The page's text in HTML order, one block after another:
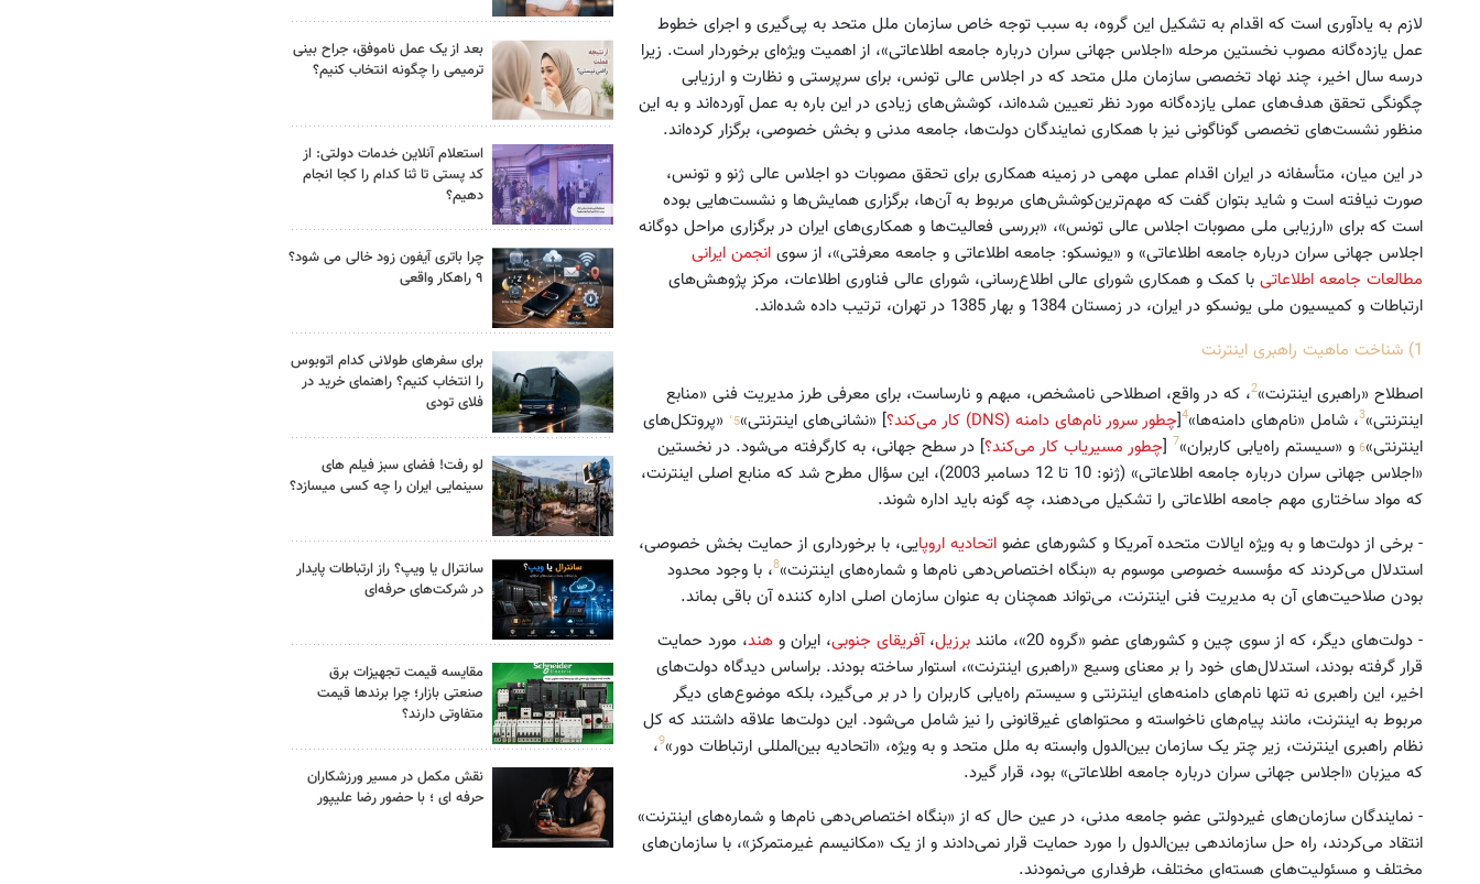
لازم به یادآوری است که اقدام به تشکیل این گروه، به سبب توجه خاص سازمان ملل متحد به پی‌گیری و اجرای خطوط
عمل یازده‌گانه مصوب نخستین مرحله «اجلاس جهانی سران درباره جامعه اطلاعاتی»، از اهمیت ویژه‌ای برخوردار است. زیرا
درسه سال اخیر، چند نهاد تخصصی سازمان ملل متحد که در اجلاس عالی تونس، برای سرپرستی و نظارت و ارزیابی
چگونگی تحقق هدف‌های عملی یازده‌گانه مورد نظر تعیین شده‌اند، کوشش‌های زیادی در این باره به عمل آورده‌اند و به این
منظور نشست‌های تخصصی گوناگونی نیز با همکاری نمایندگان دولت‌ها، جامعه مدنی و بخش خصوصی، برگزار کرده‌اند.
در این میان، متأسفانه در ایران اقدام عملی مهمی در زمینه همکاری برای تحقق مصوبات دو اجلاس عالی ژنو و تونس،
صورت نیافته است و شاید بتوان گفت که مهم‌ترین‌کوشش‌های مربوط به آن‌ها، برگزاری همایش‌ها و نشست‌هایی بوده
است که برای «ارزیابی ملی مصوبات اجلاس عالی تونس»، «بررسی فعالیت‌ها و همکاری‌های ایران در برگزاری مراحل دوگانه
اجلاس جهانی سران درباره جامعه اطلاعاتی» و «یونسکو: جامعه اطلاعاتی و جامعه معرفتی»، از سوی انجمن ایرانی
مطالعات جامعه اطلاعاتی با کمک و همکاری شورای عالی اطلاع‌رسانی، شورای عالی فناوری اطلاعات، مرکز پژوهش‌های
ارتباطات و کمیسیون ملی یونسکو در ایران، در زمستان 1384 و بهار 1385 در تهران، ترتیب داده‌ شده‌اند.
1) شناخت ماهیت راهبری اینترنت
اصطلاح «راهبری اینترنت»2، که در واقع، اصطلاحی نامشخص، مبهم و نارساست، برای معرفی طرز مدیریت فنی «منابع
اینترنتی»3، شامل «نام‌های دامنه‌ها»4
[چطور سرور نام‌های دامنه (DNS) کار می‌کند؟ ] «نشانی‌های اینترنتی»5،
«پروتکل‌های
اینترنتی»6 و «سیستم راه‌یابی کاربران»7
[چطور مسیر‌یاب کار می‌کند؟] در سطح جهانی، به کارگرفته می‌شود. در نخستین
«اجلاس جهانی سران درباره جامعه اطلاعاتی» (ژنو: 10 تا 12 دسامبر 2003)، این سؤال مطرح شد که منابع اصلی اینترنت،
که مواد ساختاری مهم جامعه اطلاعاتی را تشکیل می‌دهند، چه گونه باید اداره شوند.
- برخی از دولت‌ها و به ویژه ایالات متحده آمریکا و کشورهای عضو اتحادیه اروپایی، با برخورداری از حمایت بخش خصوصی،
استدلال می‌کردند که مؤسسه خصوصی موسوم به «بنگاه اختصاص‌دهی نام‌ها و شماره‌های اینترنت»8، با وجود محدود
بودن صلاحیت‌های آن به مدیریت فنی اینترنت، می‌تواند همچنان به عنوان سازمان اصلی اداره کننده آن باقی بماند.
- دولت‌های دیگر، که از سوی چین و کشورهای عضو «گروه 20»، مانند
برزیل،آفریقای جنوبی، ایران و هند، مورد حمایت
قرار گرفته بودند، استدلال‌های خود را بر معنای وسیع «راهبری اینترنت»، استوار ساخته بودند. براساس دیدگاه دولت‌های
اخیر، این راهبری نه تنها نام‌های دامنه‌های اینترنتی و سیستم راه‌یابی کاربران را در بر می‌گیرد، بلکه موضوع‌های دیگر
مربوط به اینترنت، مانند پیام‌های ناخواسته و محتواهای غیرقانونی را نیز شامل می‌شود. این دولت‌ها علاقه داشتند که کل
نظام راهبری اینترنت، زیر چتر یک سازمان بین‌الدول وابسته به ملل متحد و به ویژه، «اتحادیه بین‌المللی ارتباطات دور»9،
که میزبان «اجلاس جهانی سران درباره جامعه اطلاعاتی» بود، قرار گیرد.
- نمایندگان سازمان‌های غیردولتی عضو جامعه مدنی، در عین حال که از «بنگاه اختصاص‌دهی نام‌ها و شماره‌های اینترنت»
انتقاد می‌کردند، راه حل سازماندهی بین‌الدول را مورد حمایت قرار نمی‌دادند و از یک «مکانیسم غیرمتمرکز»، با سازمان‌های
مختلف و مسئولیت‌های هسته‌ای مختلف، طرفداری می‌نمودند.
بعد از یک عمل ناموفق، جراح بینی
ترمیمی را چگونه انتخاب کنیم؟
استعلام آنلاین خدمات دولتی: از
کد پستی تا ثنا کدام را کجا انجام
دهیم؟
چرا باتری آیفون زود خالی می شود؟
۹ راهکار واقعی
برای سفرهای طولانی کدام اتوبوس
را انتخاب کنیم؟ راهنمای خرید در
فلای تودی
لو رفت! فضای سبز فیلم های
سینمایی ایران را چه کسی میسازد؟
سانترال یا ویپ؟ راز ارتباطات پایدار
در شرکت‌های حرفه‌ای
مقایسه قیمت تجهیزات برق
صنعتی بازار؛ چرا برندها قیمت
متفاوتی دارند؟
نقش مکمل در مسیر ورزشکاران
حرفه ای ؛ با حضور رضا علیپور